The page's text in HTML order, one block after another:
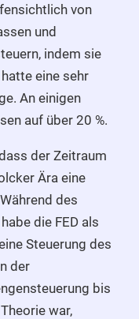
von
und
indem sie
eine sehr
An einigen
auf über 20 %.
der Zeitraum
Ära eine
des
die FED als
Steuerung des
der
bis
war,